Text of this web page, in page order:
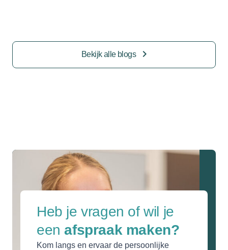
Bekijk alle blogs
Heb je vragen of wil je
eenafspraak maken?
Kom langs en ervaar de persoonlijke